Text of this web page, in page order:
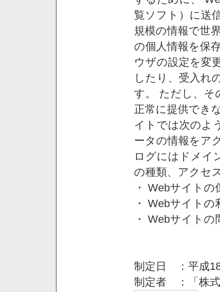
覧ソフト）に送
規模の情報で世
の個人情報を保
ウザの設定を変
したり、受入れ
す。 ただし、そ
正常に提供でき
イトでは次のよ
ータの情報をア
ログにはドメイ
の種類、アクセ
・ Webサイトの
・ Webサイト
・ Webサイト
制定日 ：平成
制定者 ：「株